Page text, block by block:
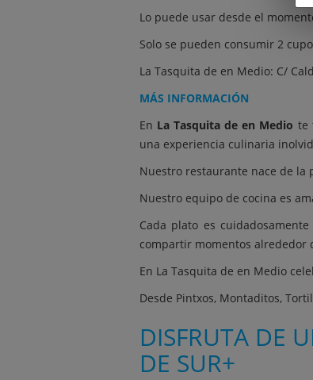
Lo puede usar desde el
Solo se pueden consumir 2
La Tasquita de en Medio: C/
MÁS INFORMACIÓN
En La Tasquita de en Medio te
una experiencia culinaria
Nuestro restaurante nace de la
Nuestro equipo de cocina es
Cada plato es
compartir momentos alrededor
En La Tasquita de en Medio
Desde Pintxos, Montaditos,
DISFRUTA DE
DE SUR+